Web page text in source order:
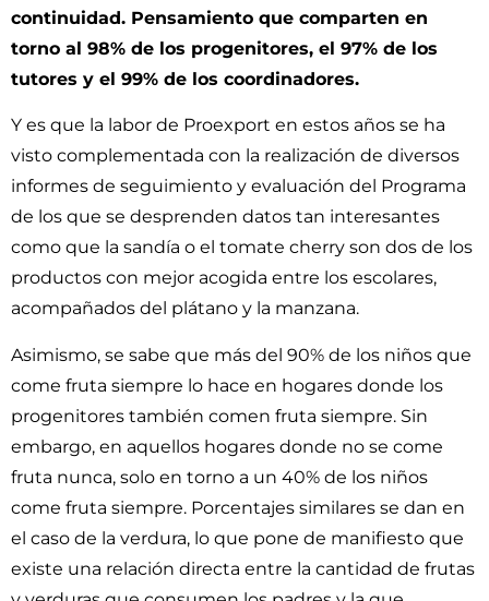
continuidad. Pensamiento que comparten en
torno al 98% de los progenitores, el 97% de los
tutores y el 99% de los coordinadores.
Y es que la labor de Proexport en estos años se ha
visto complementada con la realización de diversos
informes de seguimiento y evaluación del Programa
de los que se desprenden datos tan interesantes
como que la sandía o el tomate cherry son dos de los
productos con mejor acogida entre los escolares,
acompañados del plátano y la manzana.
Asimismo, se sabe que más del 90% de los niños que
come fruta siempre lo hace en hogares donde los
progenitores también comen fruta siempre. Sin
embargo, en aquellos hogares donde no se come
fruta nunca, solo en torno a un 40% de los niños
come fruta siempre. Porcentajes similares se dan en
el caso de la verdura, lo que pone de manifiesto que
existe una relación directa entre la cantidad de frutas